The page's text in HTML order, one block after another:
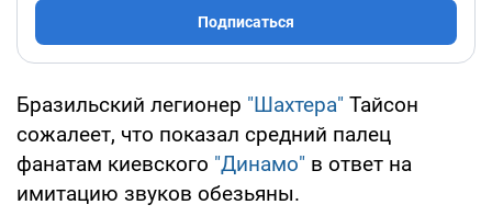
Подписаться
Бразильский легионер "Шахтера" Тайсон
сожалеет, что показал средний палец
фанатам киевского "Динамо" в ответ на
имитацию звуков обезьяны.